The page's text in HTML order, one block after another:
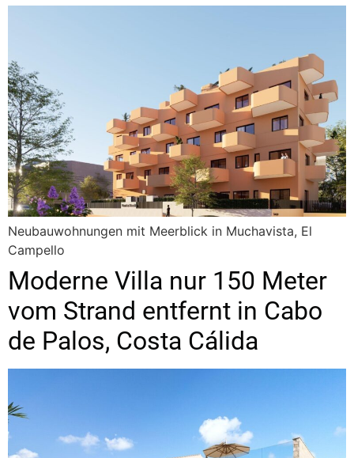
Neubauwohnungen mit Meerblick in Muchavista, El
Campello
Moderne Villa nur 150 Meter
vom Strand entfernt in Cabo
de Palos, Costa Cálida